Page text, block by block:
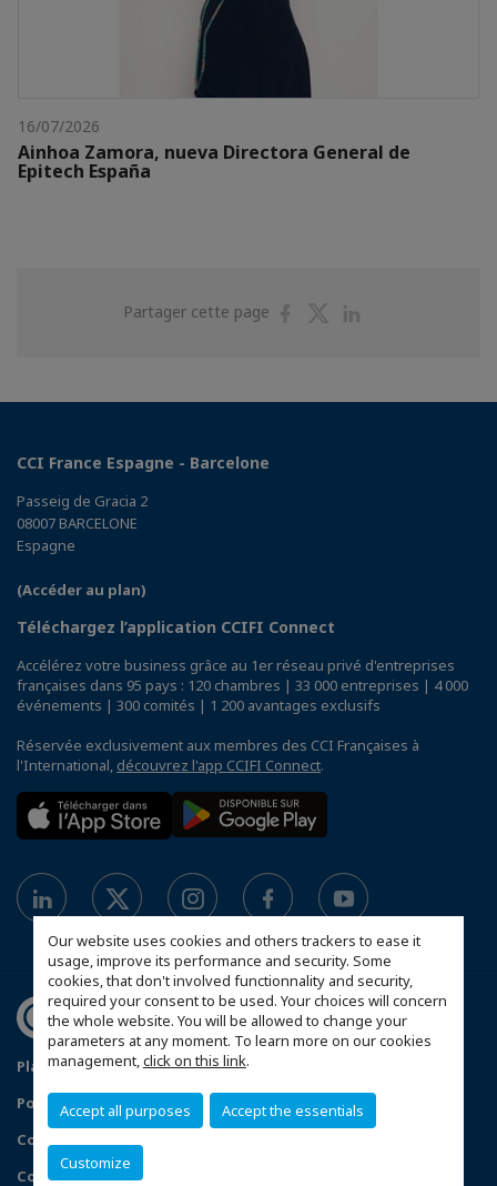
Our website uses cookies and others trackers to ease it
usage, improve its performance and security. Some
cookies, that don't involved functionnality and security,
required your consent to be used. Your choices will concern
the whole website. You will be allowed to change your
parameters at any moment. To learn more on our cookies
management,click on this link.
Accept all purposes Accept the essentials
Customize
16/07/2026
Ainhoa Zamora, nueva Directora General de
Epitech España
Partager cette page
PartagerPartager
CCI France Espagne - Barcelone
Passeig de Gracia 2
08007 BARCELONE
Espagne
(Accéder au plan)
Téléchargez l’application CCIFI Connect
Accélérez votre business grâce au 1er réseau privé d'entreprises
françaises dans 95 pays : 120 chambres | 33 000 entreprises | 4 000
événements | 300 comités | 1 200 avantages exclusifs
Réservée exclusivement aux membres des CCI Françaises à
l'International, découvrez l'app CCIFI Connect.
Plan du site
Política de protección de datos
Política de privacidad
Política de cookies
Condiciones generales de venta
Configurer vos préférences cookies